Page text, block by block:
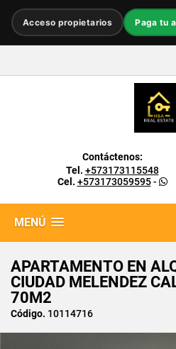
Acceso propietarios Paga tu
Contáctenos:
Tel. +573173115548
Cel. +573173059595-
MENÚ
APARTAMENTO EN
CIUDAD MELENDEZ
70M2
Código. 10114716